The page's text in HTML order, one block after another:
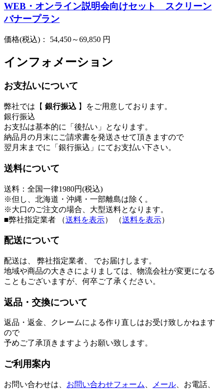
WEB・オンライン説明会向けセット スクリーン
バナープラン
価格(税込)： 54,450～69,850 円
インフォメーション
お支払いについて
弊社では【 銀行振込 】をご用意しております。
銀行振込
お支払は基本的に「後払い」となります。
納品月の月末にご請求書を発送させて頂きますので
翌月末までに「銀行振込」にてお支払い下さい。
送料について
送料：全国一律1980円(税込)
※但し、北海道・沖縄・一部離島は除く。
※大口のご注文の場合、大型送料となります。
■弊社指定業者
（送料を表示） （送料を表示）
配送について
配送は、 弊社指定業者、 でお届けします。
地域や商品の大きさによりましては、物流会社が変更になる
こともございますが、何卒ご了承ください。
返品・交換について
返品・返金、クレームによる作り直しはお受け致しかねます
ので
予めご了承頂きますようお願い致します。
ご利用案内
お問い合わせは、 お問い合わせフォーム メール 、お電話、